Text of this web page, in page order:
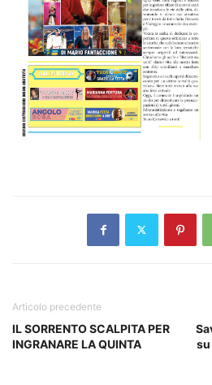
Articolo precedente
IL SORRENTO SCALPITA PER
INGRANARE LA QUINTA
su